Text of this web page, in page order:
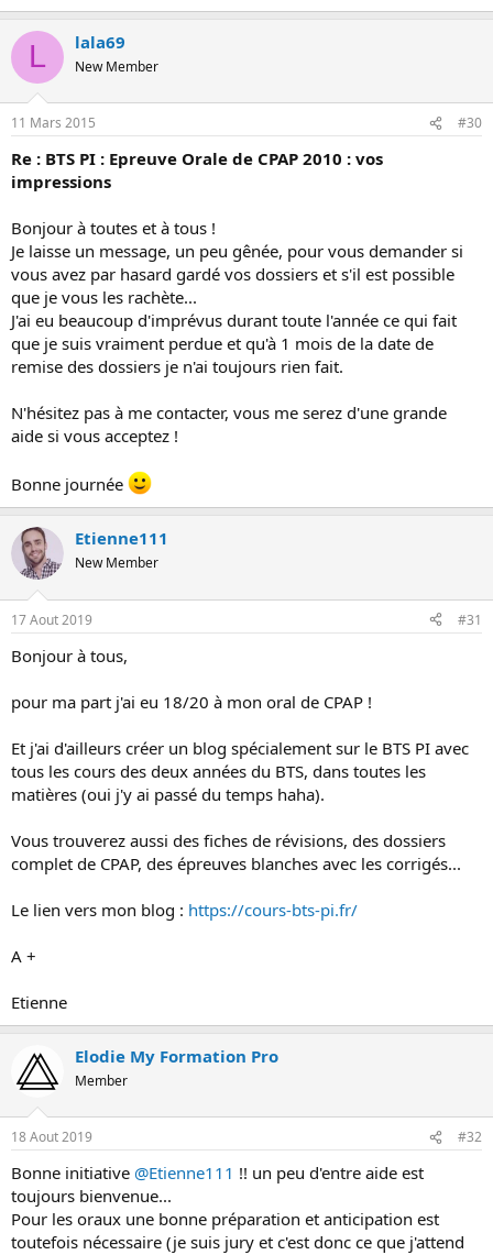
L lala69
New Member
11 Mars 2015 #30
Re : BTS PI : Epreuve Orale de CPAP 2010 : vos
impressions
Bonjour à toutes et à tous !
Je laisse un message, un peu gênée, pour vous demander si
vous avez par hasard gardé vos dossiers et s'il est possible
que je vous les rachète...
J'ai eu beaucoup d'imprévus durant toute l'année ce qui fait
que je suis vraiment perdue et qu'à 1 mois de la date de
remise des dossiers je n'ai toujours rien fait.
N'hésitez pas à me contacter, vous me serez d'une grande
aide si vous acceptez !
Bonne journée
Etienne111
New Member
17 Aout 2019 #31
Bonjour à tous,
pour ma part j'ai eu 18/20 à mon oral de CPAP !
Et j'ai d'ailleurs créer un blog spécialement sur le BTS PI avec
tous les cours des deux années du BTS, dans toutes les
matières (oui j'y ai passé du temps haha).
Vous trouverez aussi des fiches de révisions, des dossiers
complet de CPAP, des épreuves blanches avec les corrigés...
Le lien vers mon blog : https://cours-bts-pi.fr/
A +
Etienne
Elodie My Formation Pro
Member
18 Aout 2019 #32
Bonne initiative @Etienne111 !! un peu d'entre aide est
toujours bienvenue...
Pour les oraux une bonne préparation et anticipation est
toutefois nécessaire (je suis jury et c'est donc ce que j'attend